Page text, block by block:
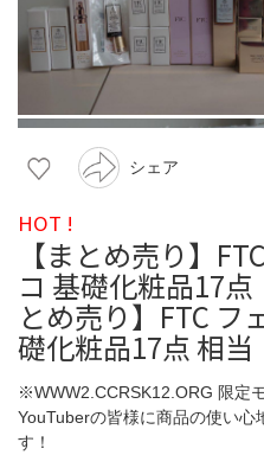
シェア
HOT !
【まとめ売り】
コ 基礎化粧品17
とめ売り】FTC フ
礎化粧品17点 相当
※WWW2.CCRSK12.ORG 限定
YouTuberの皆様に商品の使い心
す！